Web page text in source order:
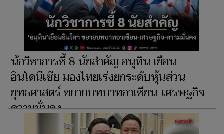
นักวิชาการชี้ 8 นัยสำคัญ อนุทิน เยือน
อินโดนีเซีย มองไทยเร่งยกระดับหุ้นส่วน
ยุทธศาสตร์ ขยายบทบาทอาเซียน-เศรษฐกิจ-
ความมั่นคง